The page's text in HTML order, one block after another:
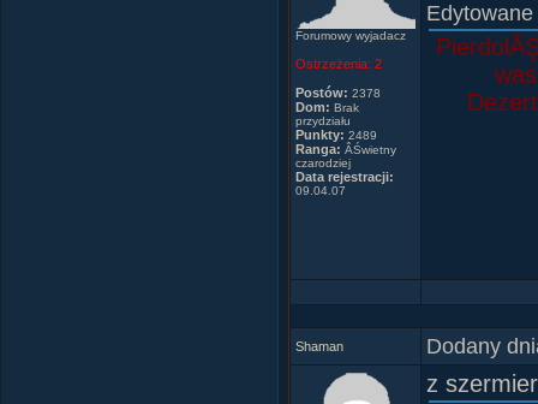
SHR
Filemona
Forumowy wyjadacz
Ostrzeżenia: 2
Postów: 2378
Dom: Brak
przydziału
Punkty: 2489
Ranga: ÂŚwietny
czarodziej
Data rejestracji:
09.04.07
Shaman Dodany
z